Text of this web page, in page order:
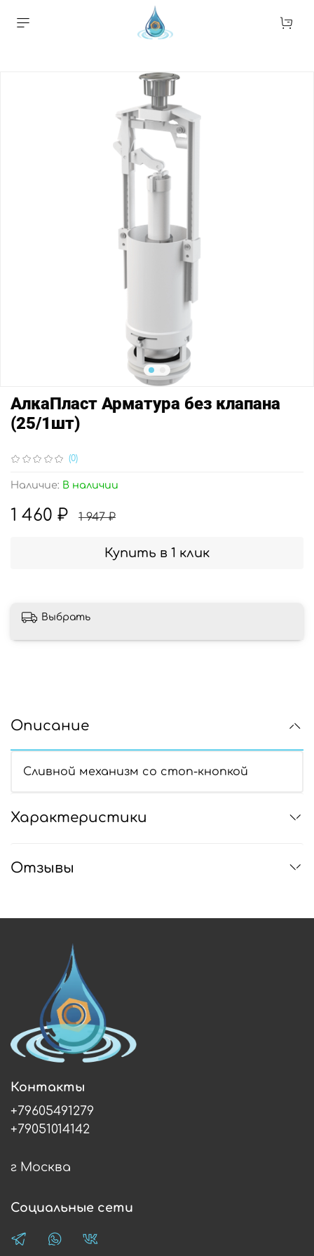
(0)
Наличие: В наличии
АлкаПласт Арматура без клапана
(25/1шт)
1 460 ₽ 1 947 ₽
Купить в 1 клик
Выбрать
Описание
Сливной механизм со стоп-кнопкой
Характеристики
Отзывы
Контакты
+79605491279
+79051014142
г Москва
Социальные сети